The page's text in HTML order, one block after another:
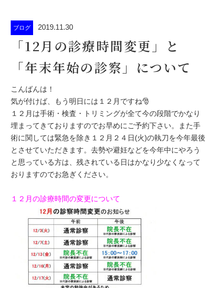
ブログ 2019.11.30
「12月の診療時間変更」と
「年末年始の診察」について
こんばんは！
気が付けば、もう明日には１２月ですね🎅
１２月は手術・検査・トリミングが全て今の段階でかなり
埋まってきておりますのでお早めにご予約下さい。また手
術に関しては緊急を除き１２月２４日(火)の執刀を今年最後
とさせていただきます。去勢や避妊などを今年中にやろう
と思っている方は、残されている日はかなり少なくなって
おりますのでお急ぎください。
１２月の診療時間の変更について